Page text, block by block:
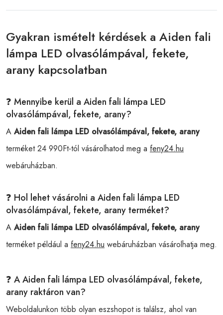
Gyakran ismételt kérdések a Aiden fali
lámpa LED olvasólámpával, fekete,
arany kapcsolatban
❓ Mennyibe kerül a Aiden fali lámpa LED
olvasólámpával, fekete, arany?
A Aiden fali lámpa LED olvasólámpával, fekete, arany
terméket 24 990Ft-tól vásárolhatod meg a feny24.hu
webáruházban.
❓ Hol lehet vásárolni a Aiden fali lámpa LED
olvasólámpával, fekete, arany terméket?
A Aiden fali lámpa LED olvasólámpával, fekete, arany
terméket például a feny24.hu webáruházban vásárolhatja meg.
❓ A Aiden fali lámpa LED olvasólámpával, fekete,
arany raktáron van?
Weboldalunkon több olyan eszshopot is találsz, ahol van